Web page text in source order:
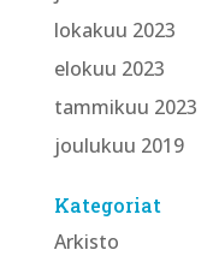
lokakuu 2023
elokuu 2023
tammikuu 2023
joulukuu 2019
Kategoriat
Arkisto